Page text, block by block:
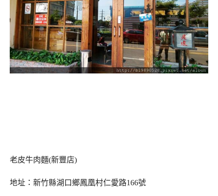
老皮牛肉麵(新豐店)
地址：新竹縣湖口鄉鳳凰村仁愛路166號